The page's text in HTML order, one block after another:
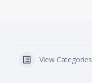
View Categories